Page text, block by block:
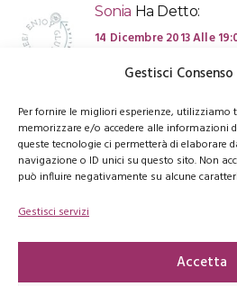
Gestisci
Per fornire le migliori esperienze, utilizziamo
memorizzare e/o accedere alle informazioni
queste tecnologie ci permetterà di elaborare
navigazione o ID unici su questo sito. Non
può influire negativamente su alcune
Gestisci servizi
Accetta
Sonia Ha Detto:
14 Dicembre 2013 Alle
non conosco questo
RISPONDI
W LE MARCHE! Devo
poi ti faccio sapere!